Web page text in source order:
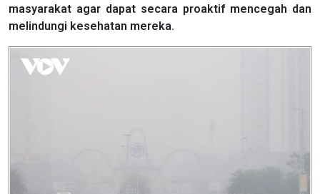
masyarakat agar dapat secara proaktif mencegah dan
melindungi kesehatan mereka.